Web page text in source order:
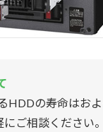
HDDの寿命はお
ご相談ください。